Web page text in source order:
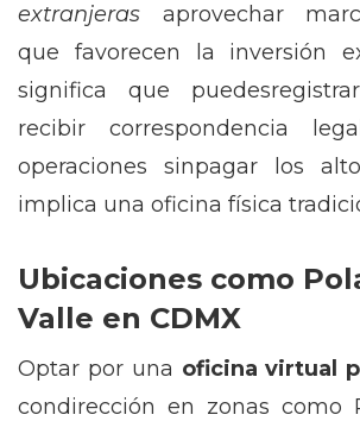
extranjeras aprovechar
que favorecen la inversión
significa que
recibir correspondencia
operaciones sinpagar los
implica una oficina física
Ubicaciones como
Valle en CDMX
Optar por una oficina virtual
condirección en zonas como